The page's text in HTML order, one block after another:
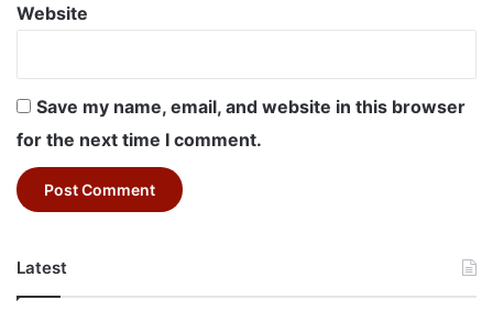
Website
Save my name, email, and website in this browser
for the next time I comment.
Latest